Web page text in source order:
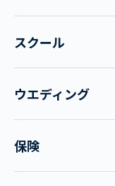
スクール
ウエディング
保険